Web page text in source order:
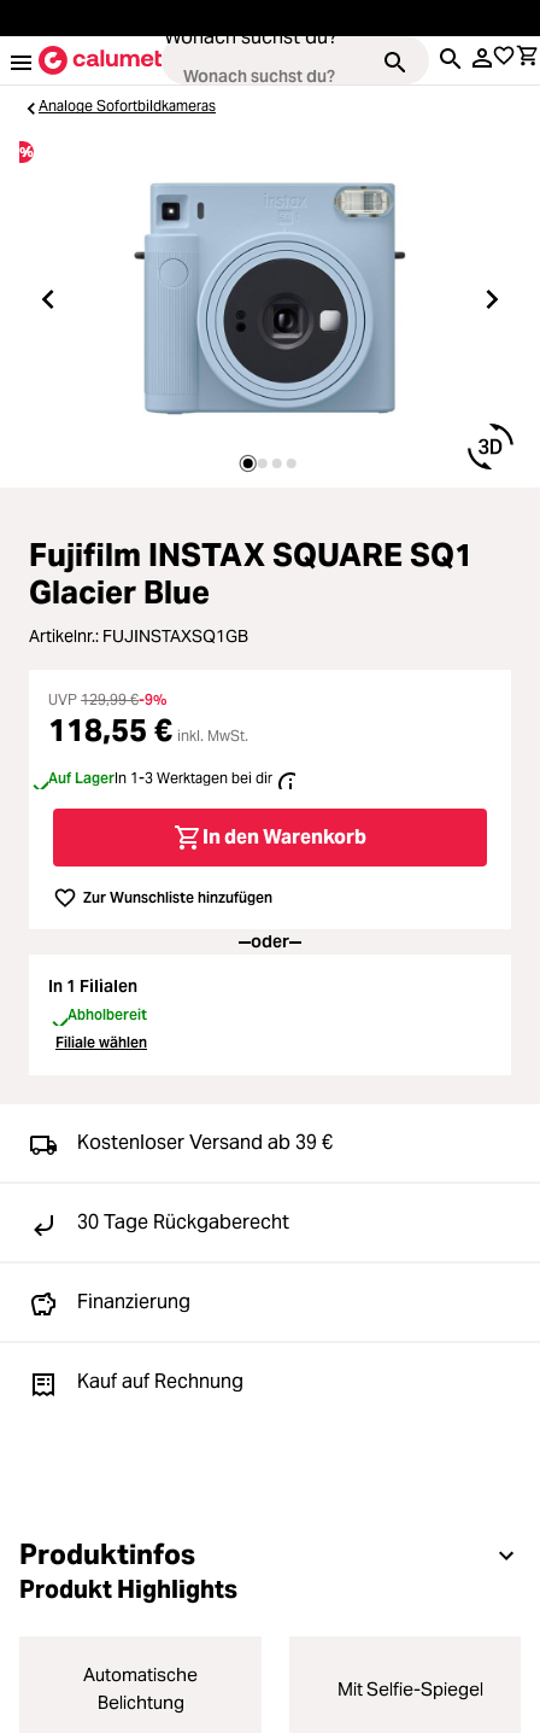
Wonach suchst du?
Kameras
Objektive
Loading...
Video & Drohnen
Stative & Gimbals
Zubehör
Loading...
Licht & Studio
Loading...
Loading...
Ferngläser
Loading...
Second Hand
Loading...
SALE
Loading...
Analoge Sofortbildkameras
%
Fujifilm INSTAX SQUARE SQ1
Glacier Blue
Artikelnr.: FUJINSTAXSQ1GB
UVP 129,99 €-9%
118,55 € inkl. MwSt.
Auf LagerIn 1-3 Werktagen bei dir
In den Warenkorb
Zur Wunschliste hinzufügen
oder
In 1 Filialen
Abholbereit
Filiale wählen
Kostenloser Versand ab 39 €
30 Tage Rückgaberecht
Finanzierung
Kauf auf Rechnung
Produktinfos
Produkt Highlights
Automatische
Belichtung
Mit Selfie-Spiegel